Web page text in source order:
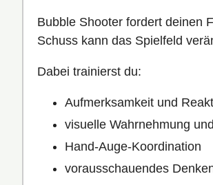
Bubble Shooter fordert deinen
Schuss kann das Spielfeld
Dabei trainierst du:
Aufmerksamkeit und
visuelle Wahrnehmung
Hand-Auge-Koordination
vorausschauendes